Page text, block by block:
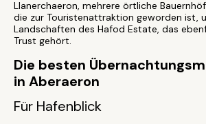
Llanerchaeron, mehrere örtliche
die zur Touristenattraktion geworden ist,
Landschaften des Hafod Estate, das
Trust gehört.
Die besten
in Aberaeron
Für Hafenblick